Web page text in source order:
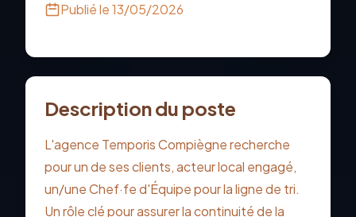
Publié le13/05/2026
Description du poste
L'agence Temporis Compiègne recherche
pour un de ses clients, acteur local engagé,
un/une Chef·fe d'Équipe pour la ligne de tri.
Un rôle clé pour assurer la continuité de la